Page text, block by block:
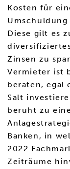
Kosten für
Diese gilt es
Zinsen zu
Vermieter ist
beraten, egal
Salt
beruht zu
Banken, in
2022
Zeiträume